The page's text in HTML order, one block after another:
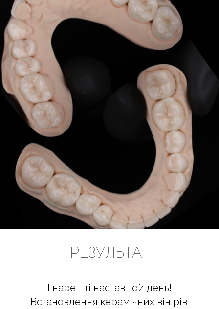
РЕЗУЛЬТАТ
І нарешті настав той день!
Встановлення керамічних вінірів.